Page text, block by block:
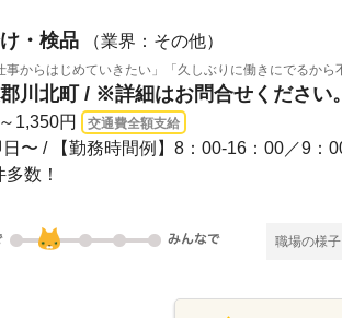
・検品 （業界：その他）
事からはじめていきたい」「久しぶりに働きにでるか
川北町 / ※詳細はお問合せください。
1,350円 交通費全額支給
数！
職場の様子